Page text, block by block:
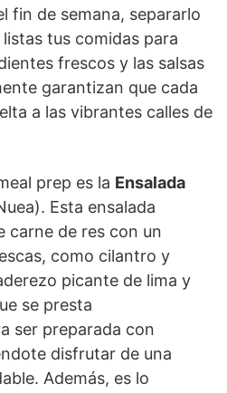
fin de semana, separarlo
tus comidas para
frescos y las salsas
garantizan que cada
a las vibrantes calles de
prep es la Ensalada
Esta ensalada
carne de res con un
como cilantro y
picante de lima y
se presta
ser preparada con
disfrutar de una
Además, es lo